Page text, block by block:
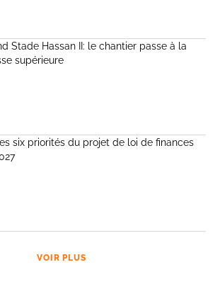
Stade Hassan II: le chantier passe à la
supérieure
six priorités du projet de loi de finances
VOIR PLUS